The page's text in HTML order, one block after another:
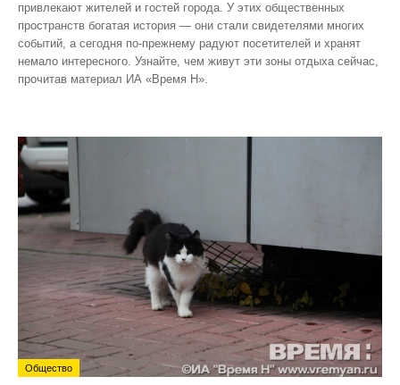
привлекают жителей и гостей города. У этих общественных
пространств богатая история — они стали свидетелями многих
событий, а сегодня по‑прежнему радуют посетителей и хранят
немало интересного. Узнайте, чем живут эти зоны отдыха сейчас,
прочитав материал ИА «Время Н».
Общество